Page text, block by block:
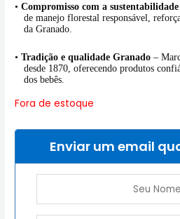
• Compromisso com a sustentabilidade
de manejo florestal responsável,
da Granado.
• Tradição e qualidade Granado –
desde 1870, oferecendo produtos
dos bebês.
Fora de estoque
Enviar um email